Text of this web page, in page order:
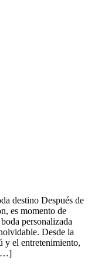
destino Después de
es momento de
personalizada
Desde la
y el entretenimiento,
[…]